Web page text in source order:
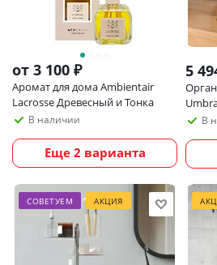
от 3 100 ₽
Аромат для дома Ambientair
Lacrosse Древесный и Тонка
В наличии
Еще 2 варианта
5
В
СОВЕТУЕМ АКЦИЯ